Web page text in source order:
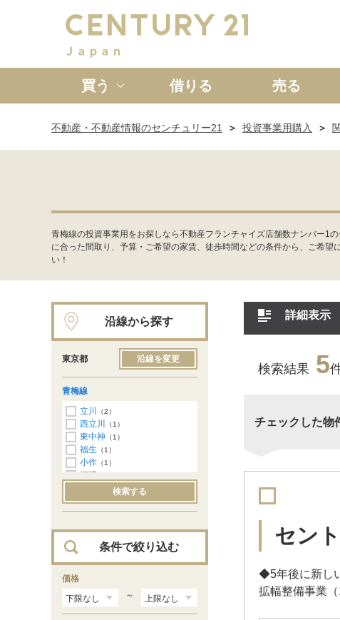
買う
新築一戸建て 中古一戸建て
借りる 売る
不動産・不動産情報のセンチュリー21 投資事業用購入
青梅線の投資事業用をお探しなら不動産フランチャイズ店舗数ナンバー1
に合った間取り、予算・ご希望の家賃、徒歩時間などの条件から、ご希
い！
詳細表示
検索結果 5
チェックした物
セン
◆5年後に新し
拡幅整備事業
沿線から探す
東京都 沿線を変更
青梅線
立川
（2）
西立川 （1）
東中神 （1）
福生 （1）
小作 （1）
河辺
検索する
条件で絞り込む
価格
～